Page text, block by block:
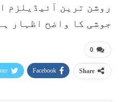
روشن ترین آئیڈیلزم
جوشی کا واضح اظہار
0
Share
Facebook